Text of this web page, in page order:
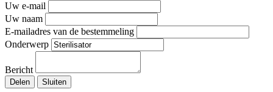
Uw e-mail
Uw naam
E-mailadres van de bestemmeling
Onderwerp
Bericht
Delen Sluiten